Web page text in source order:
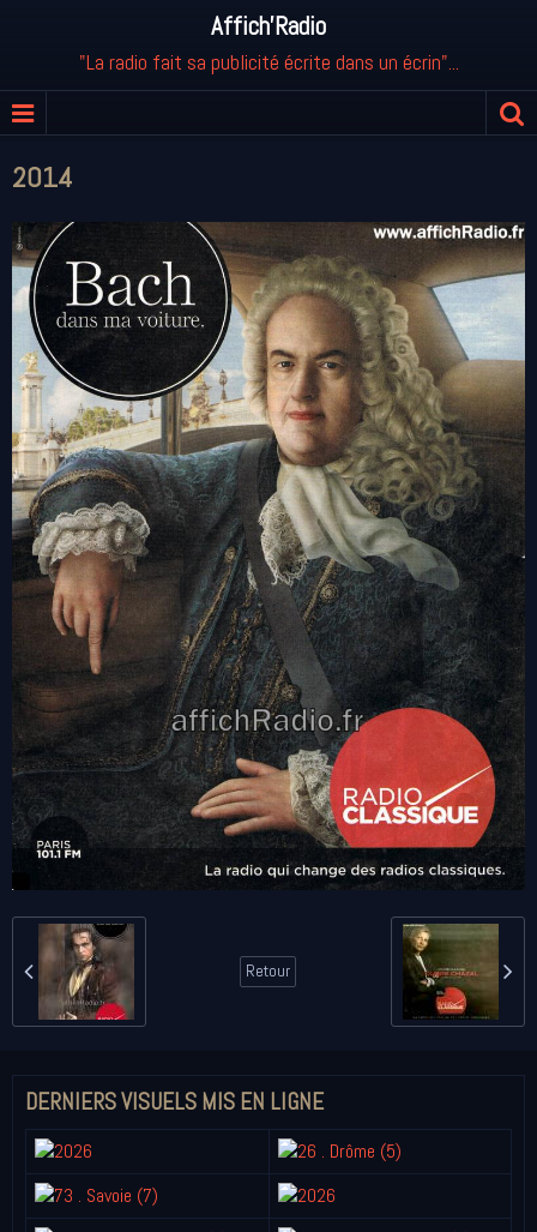
Affich'Radio
"La radio fait sa publicité écrite dans un écrin"...
2014
Retour
DERNIERS VISUELS MIS EN LIGNE